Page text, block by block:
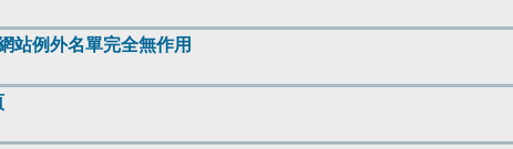
站例外名單完全無作用